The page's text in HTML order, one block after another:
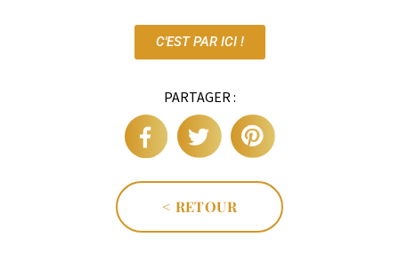
C'EST PAR ICI !
PARTAGER :
< RETOUR